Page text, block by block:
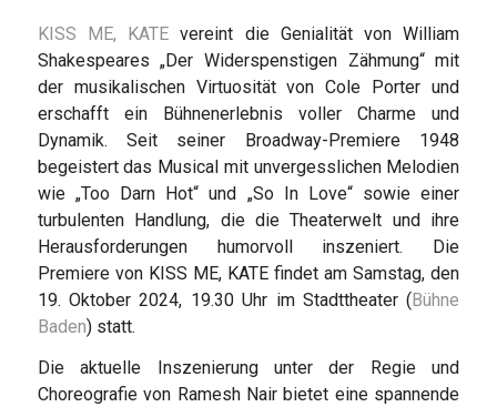
KISS ME, KATEvereint die Genialität von William
Shakespeares „Der Widerspenstigen Zähmung“ mit
der musikalischen Virtuosität von Cole Porter und
erschafft ein Bühnenerlebnis voller Charme und
Dynamik. Seit seiner Broadway-Premiere 1948
begeistert das Musical mit unvergesslichen Melodien
wie „Too Darn Hot“ und „So In Love“ sowie einer
turbulenten Handlung, die die Theaterwelt und ihre
Herausforderungen humorvoll inszeniert. Die
Premiere von KISS ME, KATE findet am Samstag, den
19. Oktober 2024, 19.30 Uhr im Stadttheater (Bühne
Baden) statt.
Die aktuelle Inszenierung unter der Regie und
Choreografie von Ramesh Nair bietet eine spannende